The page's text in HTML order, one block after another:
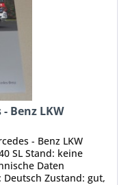
Benz LKW
- Benz LKW
SL Stand: keine
Daten
Deutsch Zustand: gut,